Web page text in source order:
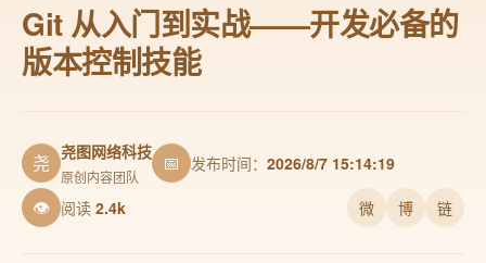
Git 从入门到实战——开发必备的
版本控制技能
尧 尧图网络科技
原创内容团队
📅 发布时间： 2026/8/7 15:14:19
👁 阅读 2.4k 微 博 链